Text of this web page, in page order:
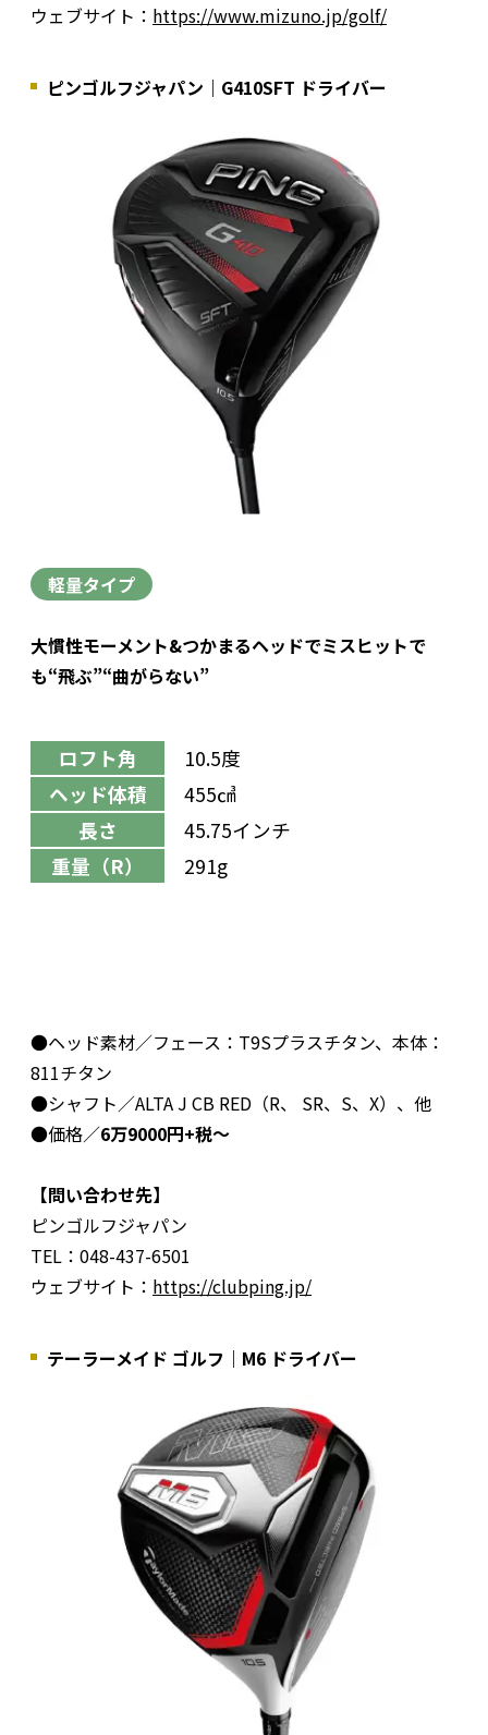
ウェブサイト： https://www.mizuno.jp/golf/
ピンゴルフジャパン｜G410SFT ドライバー
軽量タイプ
大慣性モーメント&つかまるヘッドでミスヒットで
も“飛ぶ”“曲がらない”
ロフト角
10.5度
ヘッド体積
455㎤
長さ
45.75インチ
重量（R）
291g
●ヘッド素材／フェース：T9Sプラスチタン、本体：
811チタン
●シャフト／ALTA J CB RED（R、 SR、S、X）、他
●価格／6万9000円+税～
【問い合わせ先】
ピンゴルフジャパン
TEL：048-437-6501
ウェブサイト： https://clubping.jp/
テーラーメイド ゴルフ｜M6 ドライバー